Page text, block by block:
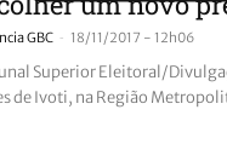
GBC - 18/11/2017 - 12h06
Superior Eleitoral/
de Ivoti, na Região